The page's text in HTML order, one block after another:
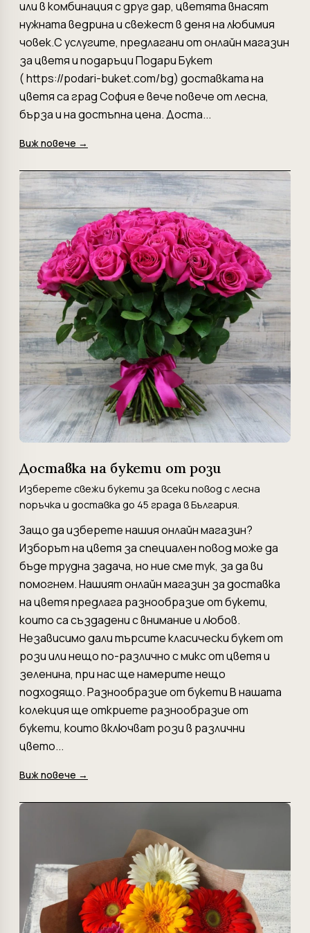
или в комбинация с друг дар, цветята внасят
нужната ведрина и свежест в деня на любимия
човек.С услугите, предлагани от онлайн магазин
за цветя и подаръци Подари Букет
( https://podari-buket.com/bg) доставката на
цветя са град София е вече повече от лесна,
бърза и на достъпна цена. Доста...
Виж повече →
Доставка на букети от рози
Изберете свежи букети за всеки повод с лесна
поръчка и доставка до 45 града в България.
Защо да изберете нашия онлайн магазин?
Изборът на цветя за специален повод може да
бъде трудна задача, но ние сме тук, за да ви
помогнем. Нашият онлайн магазин за доставка
на цветя предлага разнообразие от букети,
които са създадени с внимание и любов.
Независимо дали търсите класически букет от
рози или нещо по-различно с микс от цветя и
зеленина, при нас ще намерите нещо
подходящо. Разнообразие от букети В нашата
колекция ще откриете разнообразие от
букети, които включват рози в различни
цвето...
Виж повече →